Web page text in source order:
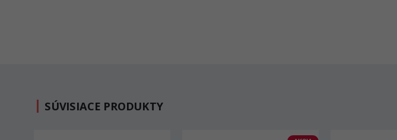
SÚVISIACE PRODUKTY